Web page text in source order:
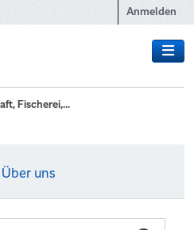
Anmelden
Fischerei,...
Über uns